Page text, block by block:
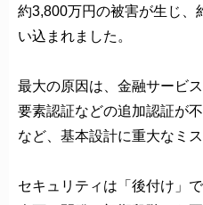
約3,800万円の被害が生じ、
い込まれました。
最大の原因は、金融サービ
要素認証などの追加認証が
など、基本設計に重大なミ
セキュリティは「後付け」